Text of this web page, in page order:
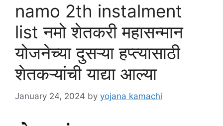
namo 2th instalment
list नमो शेतकरी महासन्मान
योजनेच्या दुसऱ्या हप्त्यासाठी
शेतकऱ्यांची याद्या आल्या
January 24, 2024 by yojana kamachi